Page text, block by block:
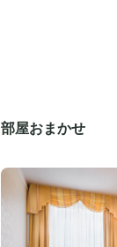
部屋おまかせ